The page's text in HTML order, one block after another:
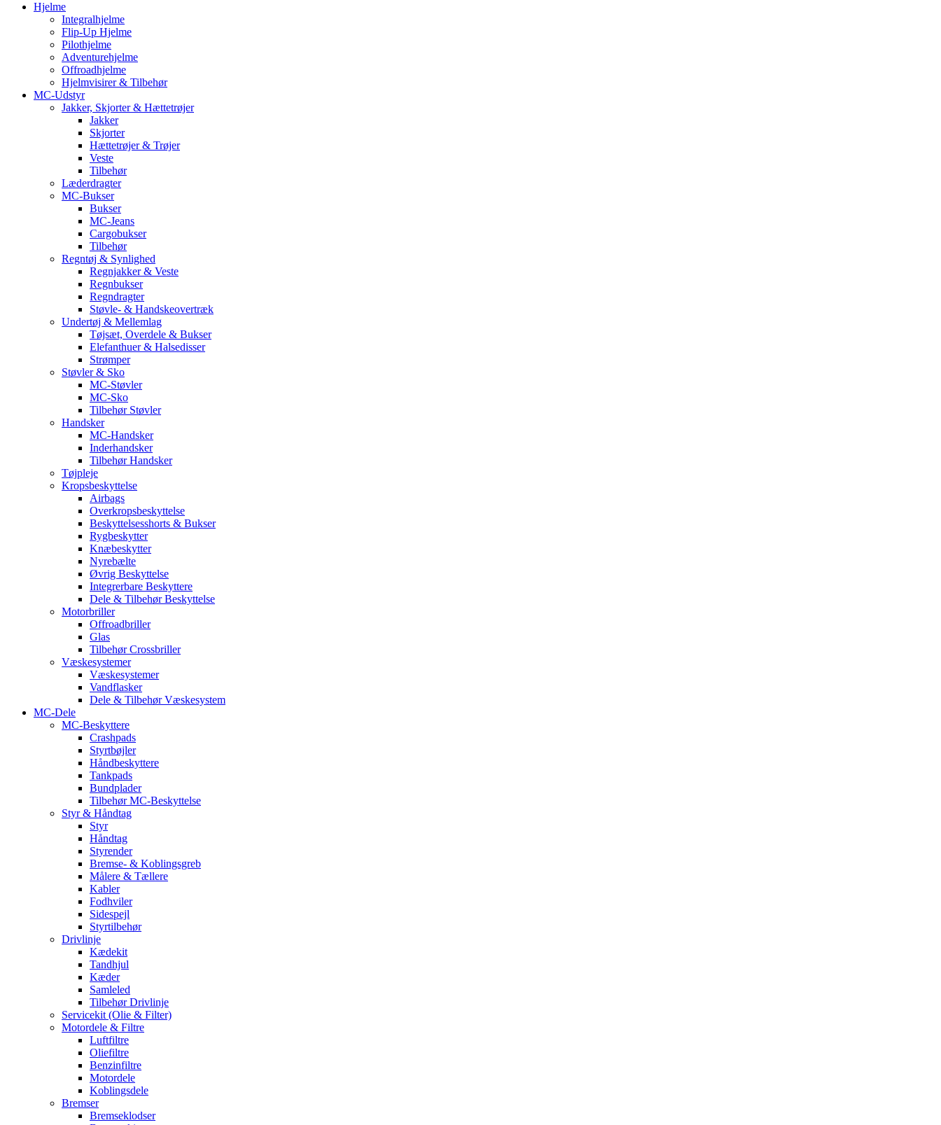
Hjelme
Integralhjelme
Flip-Up Hjelme
Pilothjelme
Adventurehjelme
Offroadhjelme
Hjelmvisirer & Tilbehør
MC-Udstyr
Jakker, Skjorter & Hættetrøjer
Jakker
Skjorter
Hættetrøjer & Trøjer
Veste
Tilbehør
Læderdragter
MC-Bukser
Bukser
MC-Jeans
Cargobukser
Tilbehør
Regntøj & Synlighed
Regnjakker & Veste
Regnbukser
Regndragter
Støvle- & Handskeovertræk
Undertøj & Mellemlag
Tøjsæt, Overdele & Bukser
Elefanthuer & Halsedisser
Strømper
Støvler & Sko
MC-Støvler
MC-Sko
Tilbehør Støvler
Handsker
MC-Handsker
Inderhandsker
Tilbehør Handsker
Tøjpleje
Kropsbeskyttelse
Airbags
Overkropsbeskyttelse
Beskyttelsesshorts & Bukser
Rygbeskytter
Knæbeskytter
Nyrebælte
Øvrig Beskyttelse
Integrerbare Beskyttere
Dele & Tilbehør Beskyttelse
Motorbriller
Offroadbriller
Glas
Tilbehør Crossbriller
Væskesystemer
Væskesystemer
Vandflasker
Dele & Tilbehør Væskesystem
MC-Dele
MC-Beskyttere
Crashpads
Styrtbøjler
Håndbeskyttere
Tankpads
Bundplader
Tilbehør MC-Beskyttelse
Styr & Håndtag
Styr
Håndtag
Styrender
Bremse- & Koblingsgreb
Målere & Tællere
Kabler
Fodhviler
Sidespejl
Styrtilbehør
Drivlinje
Kædekit
Tandhjul
Kæder
Samleled
Tilbehør Drivlinje
Servicekit (Olie & Filter)
Motordele & Filtre
Luftfiltre
Oliefiltre
Benzinfiltre
Motordele
Koblingsdele
Bremser
Bremseklodser